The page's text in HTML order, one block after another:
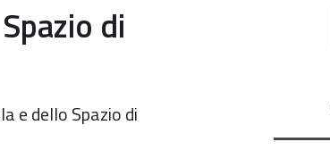
di
e dello Spazio di